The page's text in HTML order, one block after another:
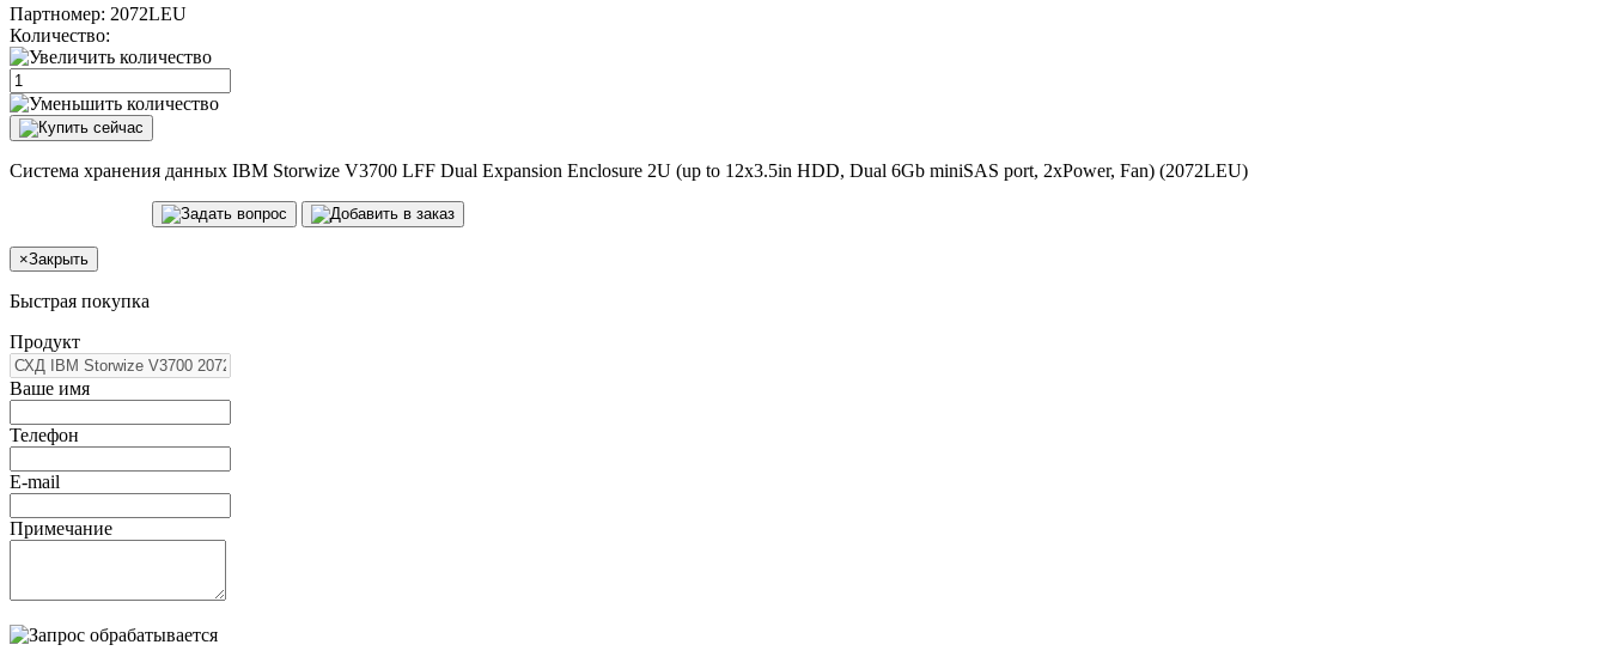
Партномер: 2072LEU
Количество:
Система хранения данных IBM Storwize V3700 LFF Dual Expansion Enclosure 2U (up to 12x3.5in HDD, Dual 6Gb miniSAS port, 2xPower, Fan) (2072LEU)
×Закрыть
Быстрая покупка
Продукт
Ваше имя
Телефон
E-mail
Примечание